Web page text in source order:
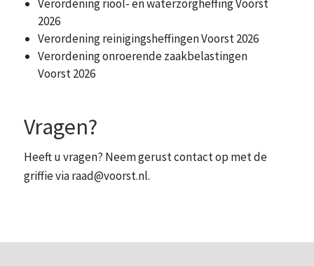
Verordening riool- en waterzorgheffing Voorst
2026
Verordening reinigingsheffingen Voorst 2026
Verordening onroerende zaakbelastingen
Voorst 2026
Vragen?
Heeft u vragen? Neem gerust contact op met de
griffie via raad@voorst.nl.